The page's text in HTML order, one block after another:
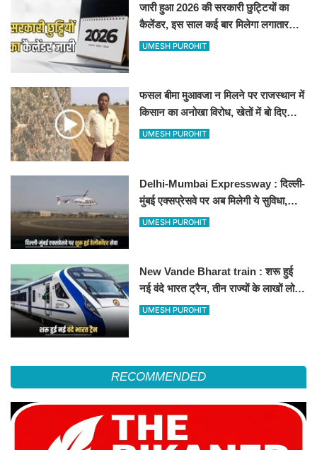
जारी हुआ 2026 की सरकारी छुट्टियों का
कैलेंडर, इस साल कई बार मिलेगा लगातार
अवकाश, देखें
UMESH PUROHIT
फसल बीमा मुआवजा न मिलने पर राजस्थान में
किसान का अनोखा विरोध, खेतों में बो दिए
500-500 रुपए के नोट, वीडियो वायरल
UMESH PUROHIT
Delhi-Mumbai Expressway : दिल्ली-
मुंबई एक्सप्रेसवे पर अब मिलेगी ये सुविधा,
हेलीकॉप्टर सर्विस से तुरंत घायल पहुंचेगा
UMESH PUROHIT
New Vande Bharat train : शरू हुई
नई वंदे भारत ट्रैन, तीन राज्यों के लाखों लोगों
का सफर होगा आसान, देखें पूरा रूटमैप
UMESH PUROHIT
RECOMMENDED